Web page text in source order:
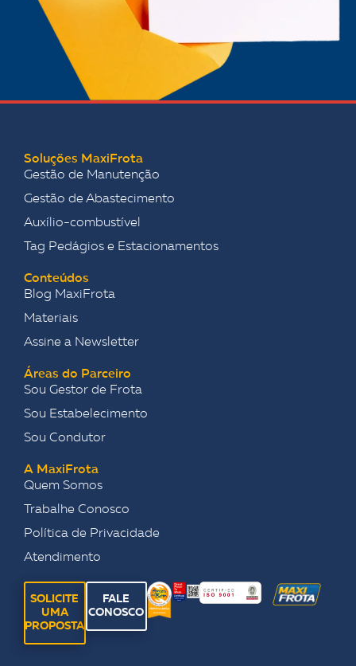
Soluções MaxiFrota
Gestão de Manutenção
Gestão de Abastecimento
Auxílio-combustível
Tag Pedágios e Estacionamentos
Conteúdos
Blog MaxiFrota
Materiais
Assine a Newsletter
Áreas do Parceiro
Sou Gestor de Frota
Sou Estabelecimento
Sou Condutor
A MaxiFrota
Quem Somos
Trabalhe Conosco
Política de Privacidade
Atendimento
SOLICITE
UMA
PROPOSTA
FALE
CONOSCO